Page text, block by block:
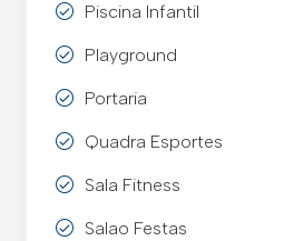
Piscina Infantil
Playground
Portaria
Quadra Esportes
Sala Fitness
Salao Festas